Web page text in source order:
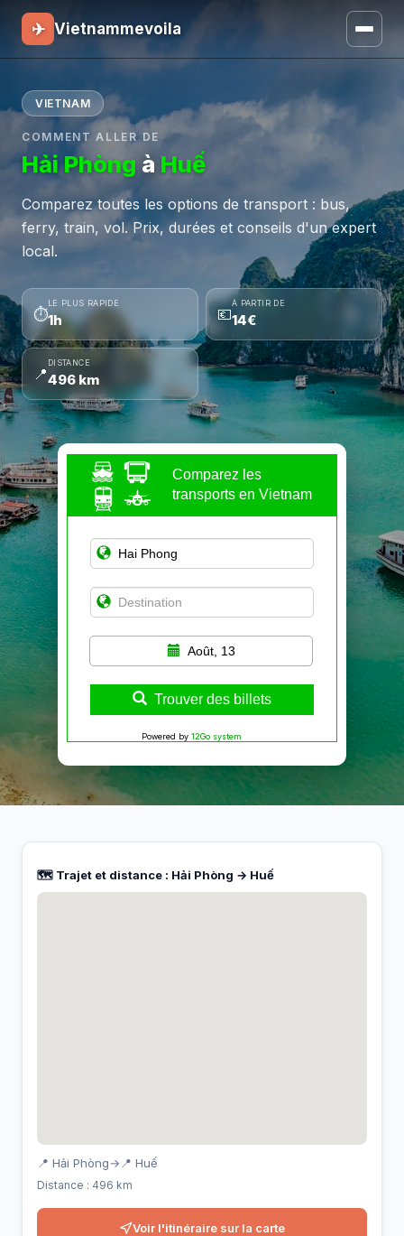
✈ Vietnammevoila
VIETNAM
COMMENT ALLER DE
Hải Phòngà Huế
Comparez toutes les options de transport : bus,
ferry, train, vol. Prix, durées et conseils d'un expert
local.
⏱
LE PLUS RAPIDE
1h 💶
À PARTIR DE
14€
📍
DISTANCE
496 km
Comparez les
transports en Vietnam
Août, 13
Trouver des billets
Powered by 12Go system
🗺️ Trajet et distance : Hải Phòng → Huế
📍 Hải Phòng→ 📍 Huế
Distance : 496 km
Voir l'itinéraire sur la carte